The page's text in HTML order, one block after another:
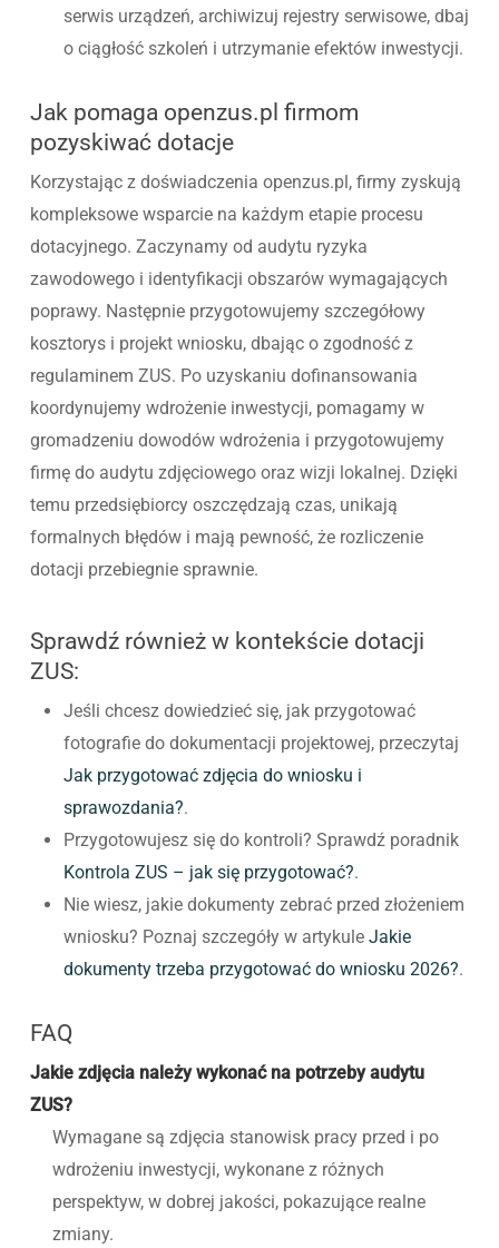
serwis urządzeń, archiwizuj rejestry serwisowe, dbaj
o ciągłość szkoleń i utrzymanie efektów inwestycji.
Jak pomaga openzus.pl firmom
pozyskiwać dotacje
Korzystając z doświadczenia openzus.pl, firmy zyskują
kompleksowe wsparcie na każdym etapie procesu
dotacyjnego. Zaczynamy od audytu ryzyka
zawodowego i identyfikacji obszarów wymagających
poprawy. Następnie przygotowujemy szczegółowy
kosztorys i projekt wniosku, dbając o zgodność z
regulaminem ZUS. Po uzyskaniu dofinansowania
koordynujemy wdrożenie inwestycji, pomagamy w
gromadzeniu dowodów wdrożenia i przygotowujemy
firmę do audytu zdjęciowego oraz wizji lokalnej. Dzięki
temu przedsiębiorcy oszczędzają czas, unikają
formalnych błędów i mają pewność, że rozliczenie
dotacji przebiegnie sprawnie.
Sprawdź również w kontekście dotacji
ZUS:
Jeśli chcesz dowiedzieć się, jak przygotować
fotografie do dokumentacji projektowej, przeczytaj
Jak przygotować zdjęcia do wniosku i
sprawozdania?.
Przygotowujesz się do kontroli? Sprawdź poradnik
Kontrola ZUS – jak się przygotować?.
Nie wiesz, jakie dokumenty zebrać przed złożeniem
wniosku? Poznaj szczegóły w artykule Jakie
dokumenty trzeba przygotować do wniosku 2026?.
FAQ
Jakie zdjęcia należy wykonać na potrzeby audytu
ZUS?
Wymagane są zdjęcia stanowisk pracy przed i po
wdrożeniu inwestycji, wykonane z różnych
perspektyw, w dobrej jakości, pokazujące realne
zmiany.